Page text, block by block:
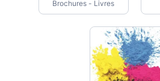
Brochures - Livres